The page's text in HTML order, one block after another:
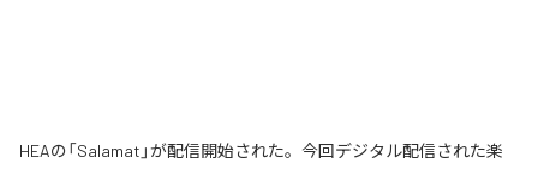
HEAの「Salamat」が配信開始された。今回デジタル配信された楽